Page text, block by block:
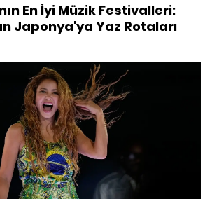
En İyi Müzik Festivalleri:
Japonya'ya Yaz Rotaları